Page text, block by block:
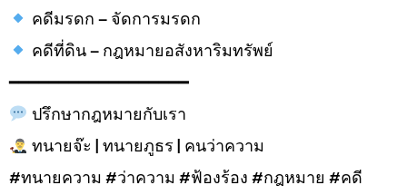
คดีมรดก – จัดการมรดก
คดีที่ดิน – กฎหมายอสังหาริมทรัพย์
━━━━━━━━━━━━━━━━━━
ปรึกษากฎหมายกับเรา
ทนายจ๊ะ | ทนายภูธร | คนว่าความ
#ทนายความ #ว่าความ #ฟ้องร้อง #กฎหมาย #คดี